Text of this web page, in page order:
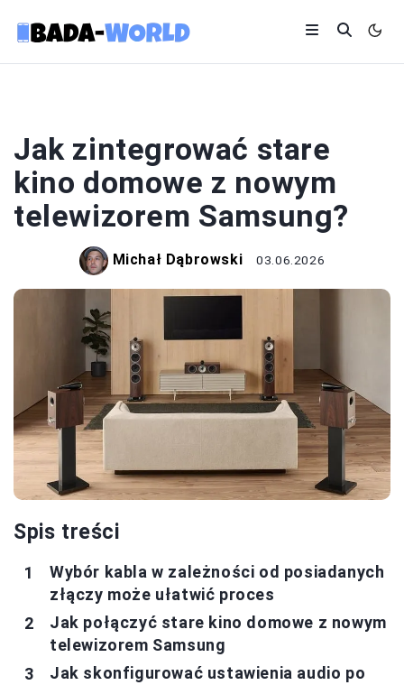
Jak zintegrować stare
kino domowe z nowym
telewizorem Samsung?
Michał Dąbrowski 03.06.2026
Spis treści
Wybór kabla w zależności od posiadanych
złączy może ułatwić proces
Jak połączyć stare kino domowe z nowym
telewizorem Samsung
Jak skonfigurować ustawienia audio po